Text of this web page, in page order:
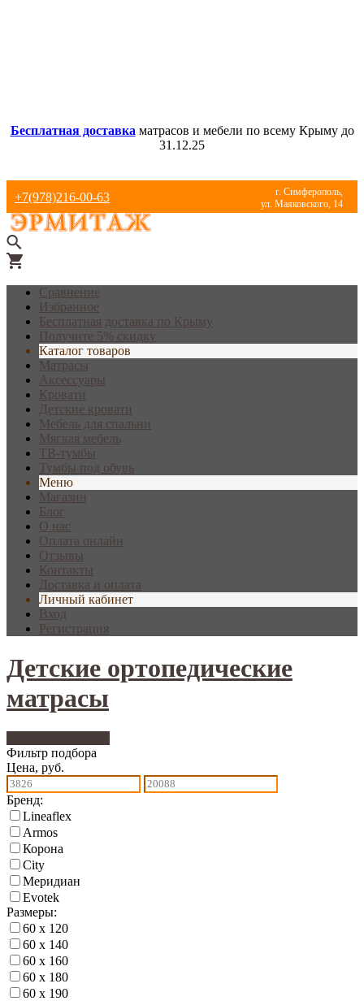
Бесплатная доставка матрасов и мебели по всему Крыму до
31.12.25
+7(978)216-00-63
г. Симферополь,
ул. Маяковского, 14
Сравнение
Избранное
Бесплатная доставка по Крыму
Получите 5% скидку
Каталог товаров
Матрасы
Аксессуары
Кровати
Детские кровати
Мебель для спальни
Мягкая мебель
ТВ-тумбы
Тумбы под обувь
Меню
Магазин
Блог
О нас
Оплата онлайн
Отзывы
Контакты
Доставка и оплата
Личный кабинет
Вход
Регистрация
Детские ортопедические
матрасы
Фильтр подбора
Цена, руб.
Бренд:
Lineaflex
Armos
Корона
City
Меридиан
Еvotek
Размеры:
60 х 120
60 х 140
60 х 160
60 х 180
60 х 190